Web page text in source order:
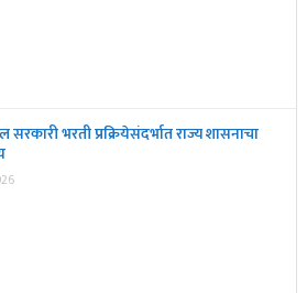
सरकारी भरती प्रक्रियेसंदर्भात राज्य शासनाचा